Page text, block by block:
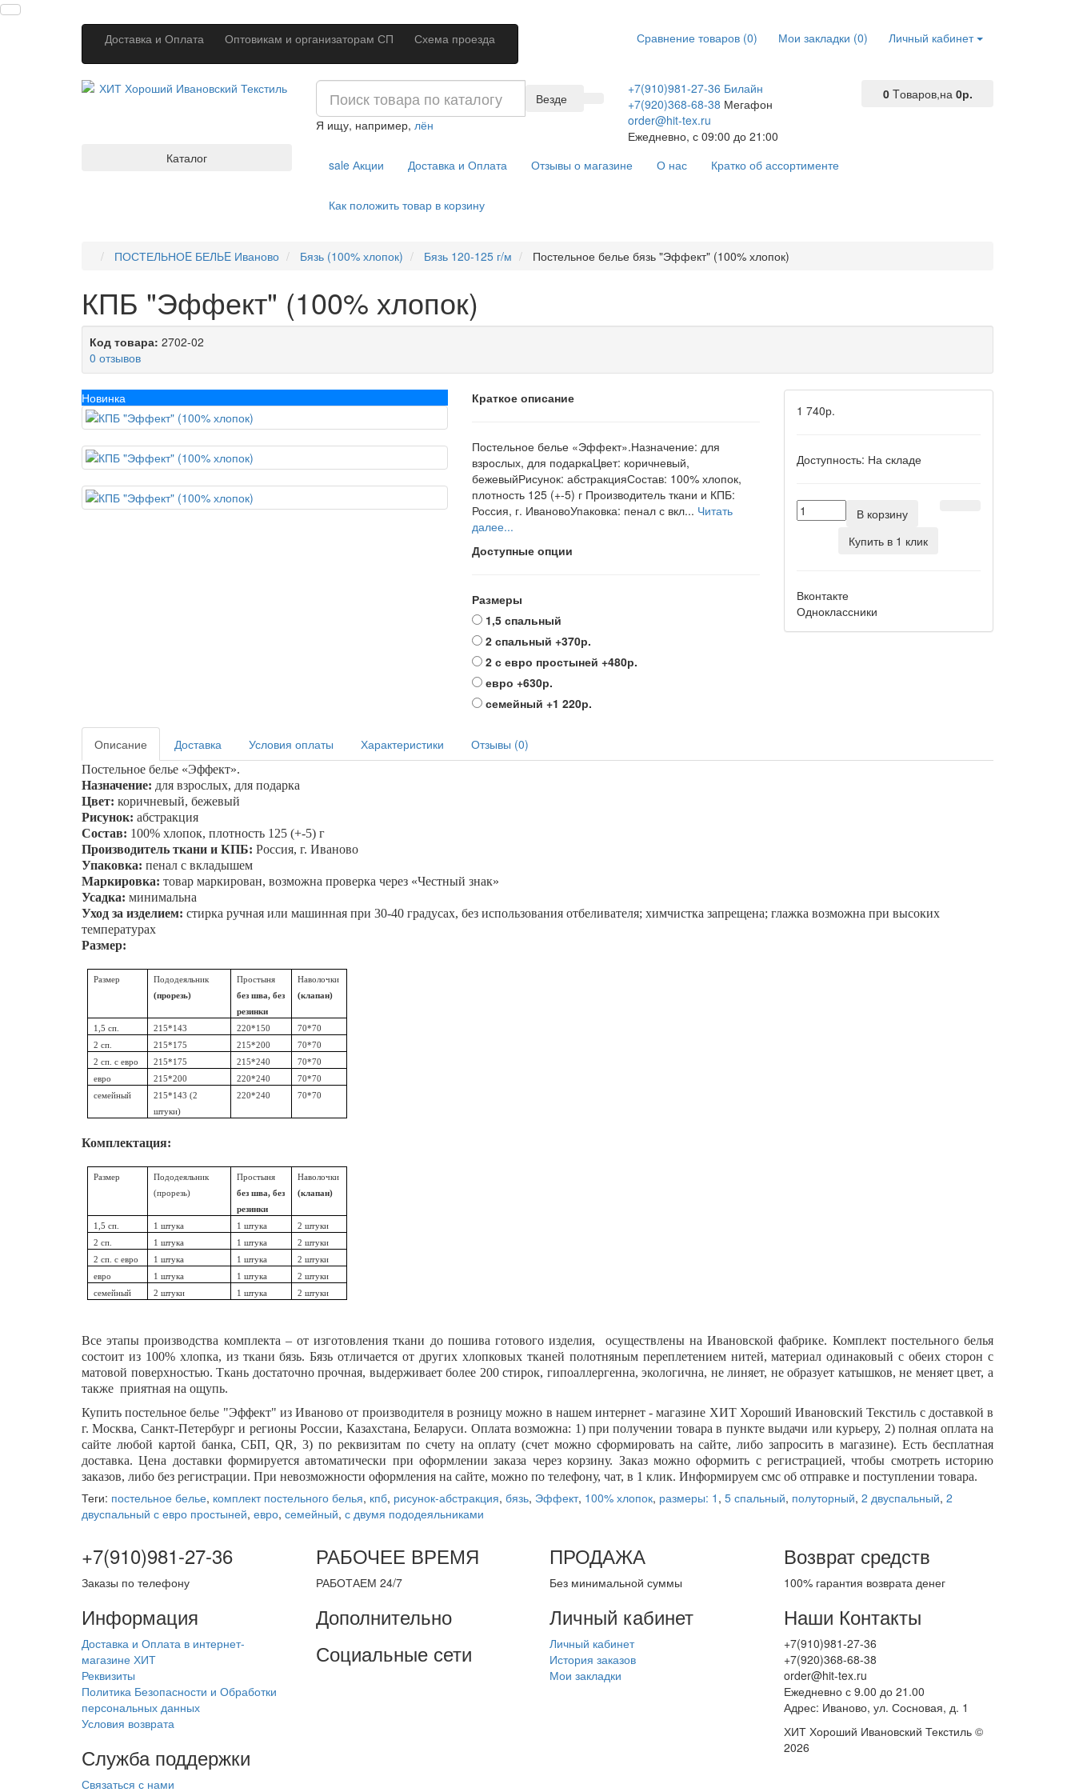
Доставка и Оплата Оптовикам и организаторам СП Схема проезда Личный кабинет
Мои закладки (0)
Сравнение товаров (0)
+7(910)981-27-36 Билайн
+7(920)368-68-38 Мегафон
order@hit-tex.ru
Ежедневно, с 09:00 до 21:00
0 Tоваров,на 0р.
Везде
Я ищу, например, лён
saleАкции Доставка и Оплата Отзывы о магазине О нас Кратко об ассортименте
Как положить товар в корзину
Каталог
ПОСТЕЛЬНОE БЕЛЬE Иваново Бязь (100% хлопок) Бязь 120-125 г/м Постельное белье бязь "Эффект" (100% хлопок)
КПБ "Эффект" (100% хлопок)
Код товара: 2702-02
0 отзывов
Новинка Краткое описание
Постельное белье «Эффект».Назначение: для
взрослых, для подаркаЦвет: коричневый,
бежевыйРисунок: абстракцияСостав: 100% хлопок,
плотность 125 (+-5) г Производитель ткани и КПБ:
Россия, г. ИвановоУпаковка: пенал с вкл... Читать
далее...
Доступные опции
Размеры
1,5 спальный
2 спальный +370р.
2 с евро простыней +480р.
евро +630р.
семейный +1 220р.
1 740р.
Доступность: На складе
В корзину
Купить в 1 клик
Вконтакте
Одноклассники
Описание Доставка Условия оплаты Характеристики Отзывы (0)
Постельное белье «Эффект».
Назначение: для взрослых, для подарка
Цвет: коричневый, бежевый
Рисунок: абстракция
Состав: 100% хлопок, плотность 125 (+-5) г
Производитель ткани и КПБ: Россия, г. Иваново
Упаковка: пенал с вкладышем
Маркировка: товар маркирован, возможна проверка через «Честный знак»
Усадка: минимальна
Уход за изделием: стирка ручная или машинная при 30-40 градусах, без использования отбеливателя; химчистка запрещена; глажка возможна при высоких
температурах
Размер:
Размер
Пододеяльник
(прорезь)
Простыня
без шва, без
резинки
Наволочки
(клапан)
1,5 сп. 215*143 220*150
70*70
2 сп.
215*175 215*200
70*70
2 сп. с евро
215*175 215*240
70*70
евро
215*200 220*240
70*70
семейный
215*143 (2
штуки)
220*240 70*70
Комплектация:
Размер
Пододеяльник
(прорезь)
Простыня
без шва, без
резинки
Наволочки
(клапан)
1,5 сп. 1 штука 1 штука
2 штуки
2 сп.
1 штука 1 штука
2 штуки
2 сп. с евро
1 штука 1 штука
2 штуки
евро
1 штука 1 штука
2 штуки
семейный
2 штуки 1 штука 2 штуки
Все этапы производства комплекта – от изготовления ткани до пошива готового изделия, осуществлены на Ивановской фабрике. Комплект постельного белья
состоит из 100% хлопка, из ткани бязь. Бязь отличается от других хлопковых тканей полотняным переплетением нитей, материал одинаковый с обеих сторон с
матовой поверхностью. Ткань достаточно прочная, выдерживает более 200 стирок, гипоаллергенна, экологична, не линяет, не образует катышков, не меняет цвет, а
также приятная на ощупь.
Купить постельное белье "Эффект" из Иваново от производителя в розницу можно в нашем интернет - магазине ХИТ Хороший Ивановский Текстиль с доставкой в
г. Москва, Санкт-Петербург и регионы России, Казахстана, Беларуси. Оплата возможна: 1) при получении товара в пункте выдачи или курьеру, 2) полная оплата на
сайте любой картой банка, СБП,QR, 3) по реквизитам по счету на оплату (счет можно сформировать на сайте, либо запросить в магазине). Есть бесплатная
доставка. Цена доставки формируется автоматически при оформлении заказа через корзину. Заказ можно оформить с регистрацией, чтобы смотреть историю
заказов, либо без регистрации. При невозможности оформления на сайте, можно по телефону, чат, в 1 клик. Информируем смс об отправке и поступлении товара.
Теги: постельное белье, комплект постельного белья, кпб, рисунок-абстракция, бязь, Эффект, 100% хлопок, размеры: 1 , 5 спальный, полуторный, 2 двуспальный, 2
двуспальный с евро простыней, евро, семейный, с двумя пододеяльниками
+7(910)981-27-36
Заказы по телефону
РАБОЧЕЕ ВРЕМЯ
РАБОТАЕМ 24/7
ПРОДАЖА
Без минимальной суммы
Возврат средств
100% гарантия возврата денег
Информация
Доставка и Оплата в интернет-
магазине ХИТ
Реквизиты
Политика Безопасности и Обработки
персональных данных
Условия возврата
Служба поддержки
Связаться с нами
Дополнительно
Социальные сети
Личный кабинет
Личный кабинет
История заказов
Мои закладки
Наши Контакты
+7(910)981-27-36
+7(920)368-68-38
order@hit-tex.ru
Ежедневно с 9.00 до 21.00
Адрес: Иваново, ул. Сосновая, д. 1
ХИТ Хороший Ивановский Текстиль ©
2026